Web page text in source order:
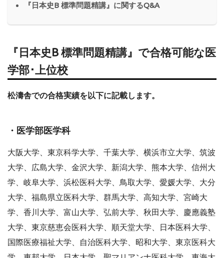
『日本史B 標準問題精講』に関するQ&A
『日本史B 標準問題精講』で合格可能な医
学部･上位校
松濤舎での合格実績を以下に記載します。
・医学部医学科
大阪大学、東京科学大学、千葉大学、横浜市立大学、筑波
大学、広島大学、金沢大学、新潟大学、熊本大学、信州大
学、岐阜大学、浜松医科大学、鳥取大学、愛媛大学、大分
大学、福島県立医科大学、群馬大学、高知大学、宮崎大
学、香川大学、富山大学、弘前大学、秋田大学、慶應義塾
大学、東京慈恵会医科大学、順天堂大学、日本医科大学、
国際医療福祉大学、自治医科大学、昭和大学、東京医科大